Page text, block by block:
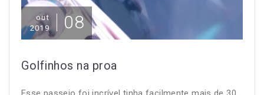
out
2019
08
Golfinhos na proa